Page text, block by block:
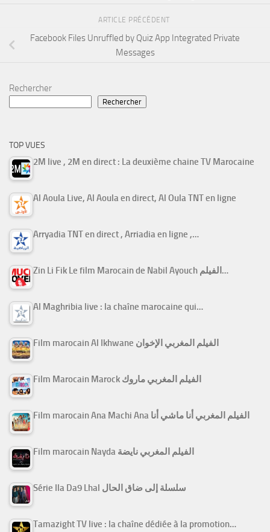
ARTICLE PRÉCÉDENT
Facebook Files Unruffled by Quiz App Integrated Private
Messages
Rechercher
Rechercher
TOP VUES
2M live , 2M en direct : La deuxième chaine TV Marocaine
Al Aoula Live, Al Aoula en direct, Al Oula TNT en ligne
Arryadia TNT en direct , Arriadia en ligne ,…
Zin Li Fik Le film Marocain de Nabil Ayouch الفيلم…
Al Maghribia live : la chaîne marocaine qui…
Film marocain Al Ikhwane الفيلم المغربي الإخوان
Film Marocain Marock الفيلم المغربي ماروك
Film marocain Ana Machi Ana الفيلم المغربي أنا ماشي أنا
Film marocain Nayda الفيلم المغربي نايضة
Série Ila Da9 Lhal سلسلة إلى ضاق الحال
Tamazight TV live : la chaîne dédiée à la promotion…